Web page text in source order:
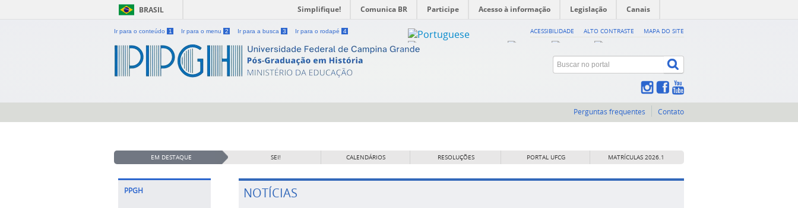
BRASIL Simplifique! Comunica BR Participe Acesso à informação Legislação Canais
Ir para o conteúdo 1 Ir para o menu 2 Ir para a busca 3 Ir para o rodapé 4 ACESSIBILIDADE ALTO CONTRASTE MAPA DO SITE
Perguntas frequentes Contato
EM DESTAQUE SEI! CALENDÁRIOS RESOLUÇÕES PORTAL UFCG MATRÍCULAS 2026.1
PPGH NOTÍCIAS